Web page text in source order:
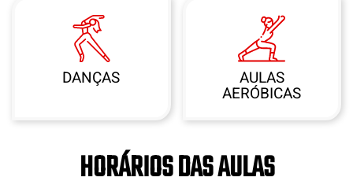
DANÇAS AULAS
AERÓBICAS
HORÁRIOS DAS AULAS